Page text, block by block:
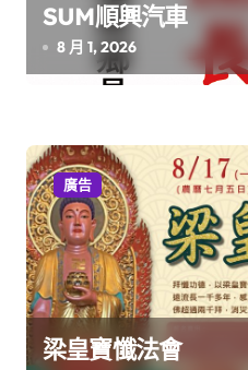
SUM順興汽車
8 月 1, 2026
廣告
梁皇寶懺法會